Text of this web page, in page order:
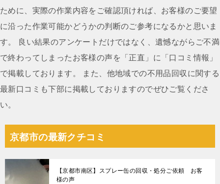
シ
ョ
ン
ために、実際の作業内容をご確認頂ければ、お客様のご要望
に沿った作業可能かどうかの判断のご参考になるかと思いま
す。 良い結果のアンケートだけではなく、遺憾ながらご不満
で終わってしまったお客様の声を「正直」に「口コミ情報」
で掲載しております。 また、他地域での不用品回収に関する
最新口コミも下部に掲載しておりますのでぜひご覧くださ
い。
京都市の最新クチコミ
【京都市南区】スプレー缶の回収・処分ご依頼 お客
様の声